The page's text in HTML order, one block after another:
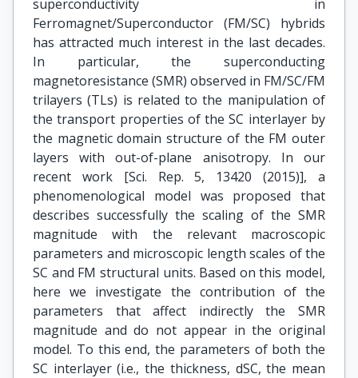
superconductivity in
Ferromagnet/Superconductor (FM/SC) hybrids
has attracted much interest in the last decades.
In particular, the superconducting
magnetoresistance (SMR) observed in FM/SC/FM
trilayers (TLs) is related to the manipulation of
the transport properties of the SC interlayer by
the magnetic domain structure of the FM outer
layers with out-of-plane anisotropy. In our
recent work [Sci. Rep. 5, 13420 (2015)], a
phenomenological model was proposed that
describes successfully the scaling of the SMR
magnitude with the relevant macroscopic
parameters and microscopic length scales of the
SC and FM structural units. Based on this model,
here we investigate the contribution of the
parameters that affect indirectly the SMR
magnitude and do not appear in the original
model. To this end, the parameters of both the
SC interlayer (i.e., the thickness, dSC, the mean